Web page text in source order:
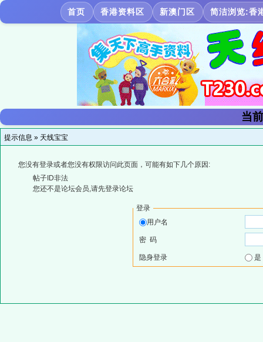
首页 香港资料区 新澳门区 简洁浏览:香
当
提示信息 » 天线宝宝
您没有登录或者您没有权限访问此页面，可能有如下几个原因:
帖子ID非法
您还不是论坛会员,请先登录论坛
登录
用户名
密 码
隐身登录